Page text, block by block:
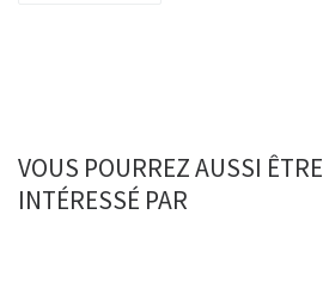
VOUS POURREZ AUSSI ÊTRE
INTÉRESSÉ PAR